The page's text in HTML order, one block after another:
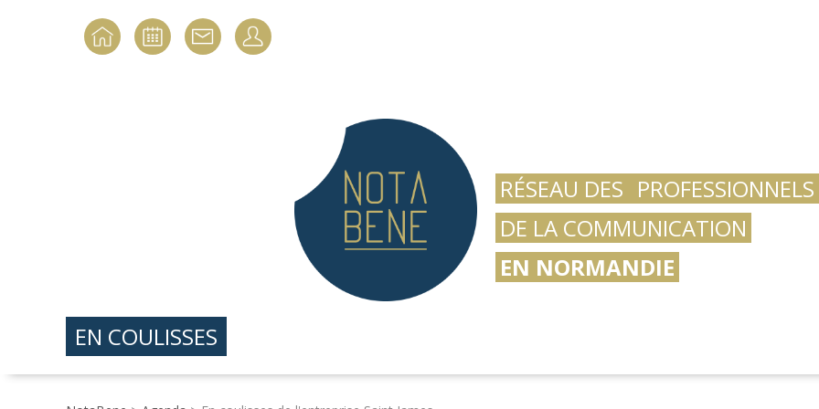
RÉSEAU DES PROFESSIONNELS
DE LA COMMUNICATION
EN NORMANDIE
EN COULISSES